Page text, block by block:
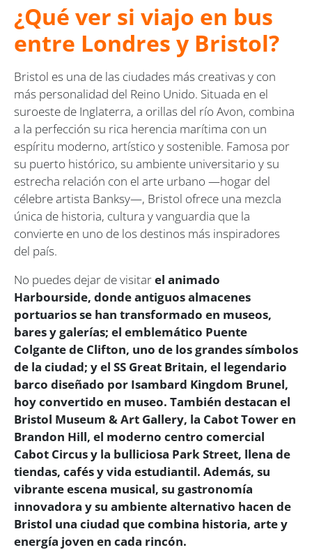
¿Qué ver si viajo en bus
entre Londres y Bristol?
Bristol es una de las ciudades más creativas y con
más personalidad del Reino Unido. Situada en el
suroeste de Inglaterra, a orillas del río Avon, combina
a la perfección su rica herencia marítima con un
espíritu moderno, artístico y sostenible. Famosa por
su puerto histórico, su ambiente universitario y su
estrecha relación con el arte urbano —hogar del
célebre artista Banksy—, Bristol ofrece una mezcla
única de historia, cultura y vanguardia que la
convierte en uno de los destinos más inspiradores
del país.
No puedes dejar de visitarel animado
Harbourside, donde antiguos almacenes
portuarios se han transformado en museos,
bares y galerías; el emblemático Puente
Colgante de Clifton, uno de los grandes símbolos
de la ciudad; y el SS Great Britain, el legendario
barco diseñado por Isambard Kingdom Brunel,
hoy convertido en museo. También destacan el
Bristol Museum & Art Gallery, la Cabot Tower en
Brandon Hill, el moderno centro comercial
Cabot Circus y la bulliciosa Park Street, llena de
tiendas, cafés y vida estudiantil. Además, su
vibrante escena musical, su gastronomía
innovadora y su ambiente alternativo hacen de
Bristol una ciudad que combina historia, arte y
energía joven en cada rincón.